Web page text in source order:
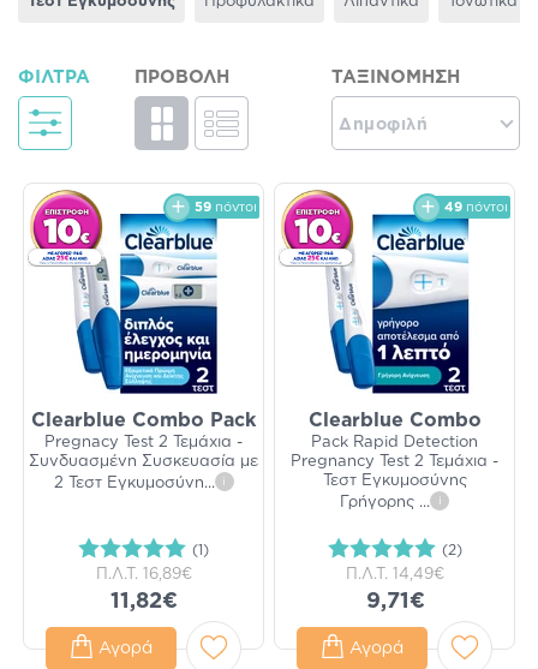
ΦΊΛΤΡΑ ΠΡΟΒΟΛΉ ΤΑΞΙΝΌΜΗΣΗ
Δημοφιλή
59 πόντοι
Clearblue Combo Pack
Pregnacy Test 2 Τεμάχια -
Συνδυασμένη Συσκευασία με
2 Τεστ Εγκυμοσύνη... i
(1)
Π.Λ.Τ. 16,89€
11,82€
Αγορά
49 πόντοι
Clearblue Combo
Pack Rapid Detection
Pregnancy Test 2 Τεμάχια -
Τεστ Εγκυμοσύνης
Γρήγορης ... i
(2)
Π.Λ.Τ. 14,49€
9,71€
Αγορά